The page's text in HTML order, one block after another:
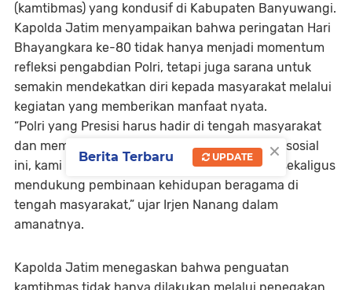
(kamtibmas) yang kondusif di Kabupaten Banyuwangi.
Kapolda Jatim menyampaikan bahwa peringatan Hari
Bhayangkara ke-80 tidak hanya menjadi momentum
refleksi pengabdian Polri, tetapi juga sarana untuk
semakin mendekatkan diri kepada masyarakat melalui
kegiatan yang memberikan manfaat nyata.
“Polri yang Presisi harus hadir di tengah masyarakat
dan memberikan manfaat nyata. Melalui bakti sosial
ini, kami ingin memperkuat kepedulian sosial sekaligus
mendukung pembinaan kehidupan beragama di
tengah masyarakat,” ujar Irjen Nanang dalam
amanatnya.
Kapolda Jatim menegaskan bahwa penguatan
×
Berita Terbaru UPDATE